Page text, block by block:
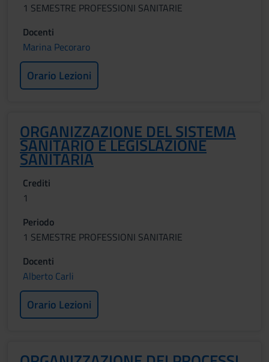
1 SEMESTRE PROFESSIONI SANITARIE
Docenti
Marina Pecoraro
Orario Lezioni
ORGANIZZAZIONE DEL SISTEMA
SANITARIO E LEGISLAZIONE
SANITARIA
Crediti
1
Periodo
1 SEMESTRE PROFESSIONI SANITARIE
Docenti
Alberto Carli
Orario Lezioni